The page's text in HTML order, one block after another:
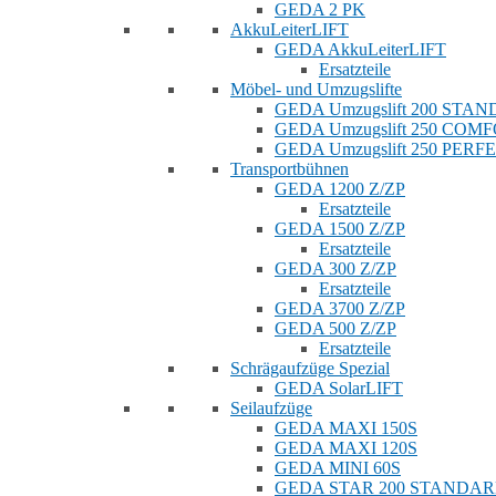
GEDA 2 PK
AkkuLeiterLIFT
GEDA AkkuLeiterLIFT
Ersatzteile
Möbel- und Umzugslifte
GEDA Umzugslift 200
GEDA Umzugslift 250
GEDA Umzugslift 250
Transportbühnen
GEDA 1200 Z/ZP
Ersatzteile
GEDA 1500 Z/ZP
Ersatzteile
GEDA 300 Z/ZP
Ersatzteile
GEDA 3700 Z/ZP
GEDA 500 Z/ZP
Ersatzteile
Schrägaufzüge Spezial
GEDA SolarLIFT
Seilaufzüge
GEDA MAXI 150S
GEDA MAXI 120S
GEDA MINI 60S
GEDA STAR 200